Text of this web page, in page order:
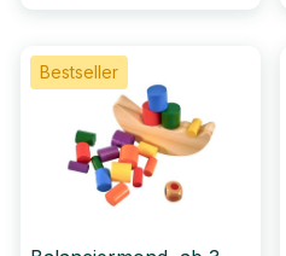
Bestseller